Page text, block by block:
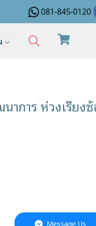
081-845-0120
าการ ห่วงเรียง
Message Us